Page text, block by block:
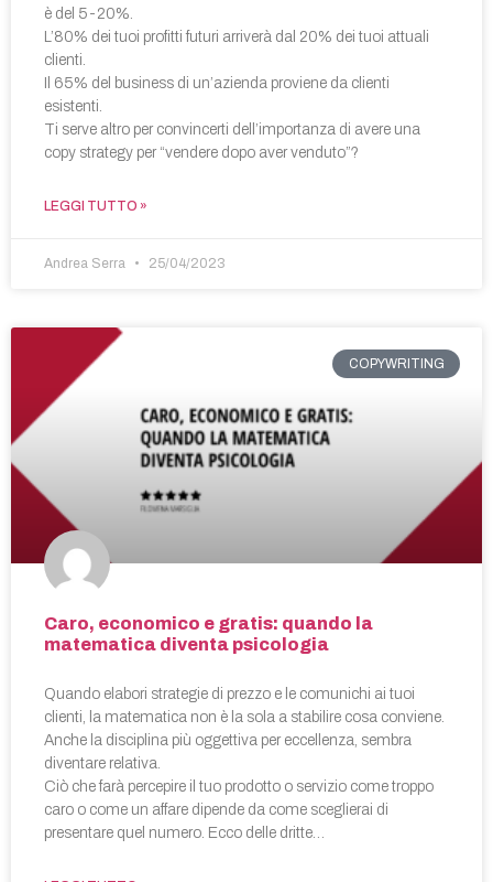
è del 5-20%.
L’80% dei tuoi profitti futuri arriverà dal 20% dei tuoi attuali
clienti.
Il 65% del business di un’azienda proviene da clienti
esistenti.
Ti serve altro per convincerti dell’importanza di avere una
copy strategy per “vendere dopo aver venduto”?
LEGGI TUTTO »
Andrea Serra 25/04/2023
COPYWRITING
Caro, economico e gratis: quando la
matematica diventa psicologia
Quando elabori strategie di prezzo e le comunichi ai tuoi
clienti, la matematica non è la sola a stabilire cosa conviene.
Anche la disciplina più oggettiva per eccellenza, sembra
diventare relativa.
Ciò che farà percepire il tuo prodotto o servizio come troppo
caro o come un affare dipende da come sceglierai di
presentare quel numero. Ecco delle dritte…